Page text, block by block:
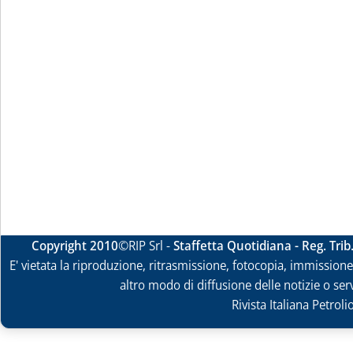
Copyright 2010©RIP Srl -Staffetta Quotidiana - Reg.
E' vietata la riproduzione, ritrasmissione, fotocopia,
altro modo di diffusione delle notizie o
Rivista Italiana